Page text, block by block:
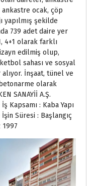
ankastre ocak, çöp
yapılmış şekilde
739 adet daire yer
4+1 olarak farklı
edilmiş olup,
sahası ve sosyal
İnşaat, tünel ve
olarak
SANAYİİ A.Ş.
Kapsamı : Kaba Yapı
Süresi : Başlangıç